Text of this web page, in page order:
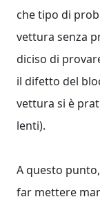
che tipo di
vettura senza
diciso di
il difetto del
vettura si è
lenti).
A questo
far mettere